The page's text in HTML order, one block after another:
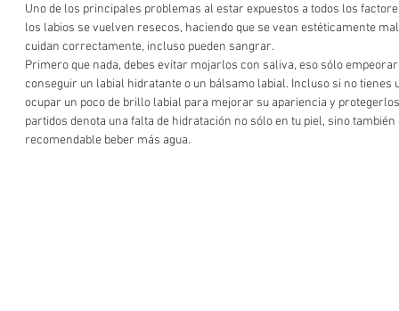
Uno de los principales problemas al estar expuestos a todos los
los labios se vuelven resecos, haciendo que se vean estéticamente
cuidan correctamente, incluso pueden sangrar.
Primero que nada, debes evitar mojarlos con saliva, eso sólo
conseguir un labial hidratante o un bálsamo labial. Incluso si no tienes
ocupar un poco de brillo labial para mejorar su apariencia y
partidos denota una falta de hidratación no sólo en tu piel, sino
recomendable beber más agua.